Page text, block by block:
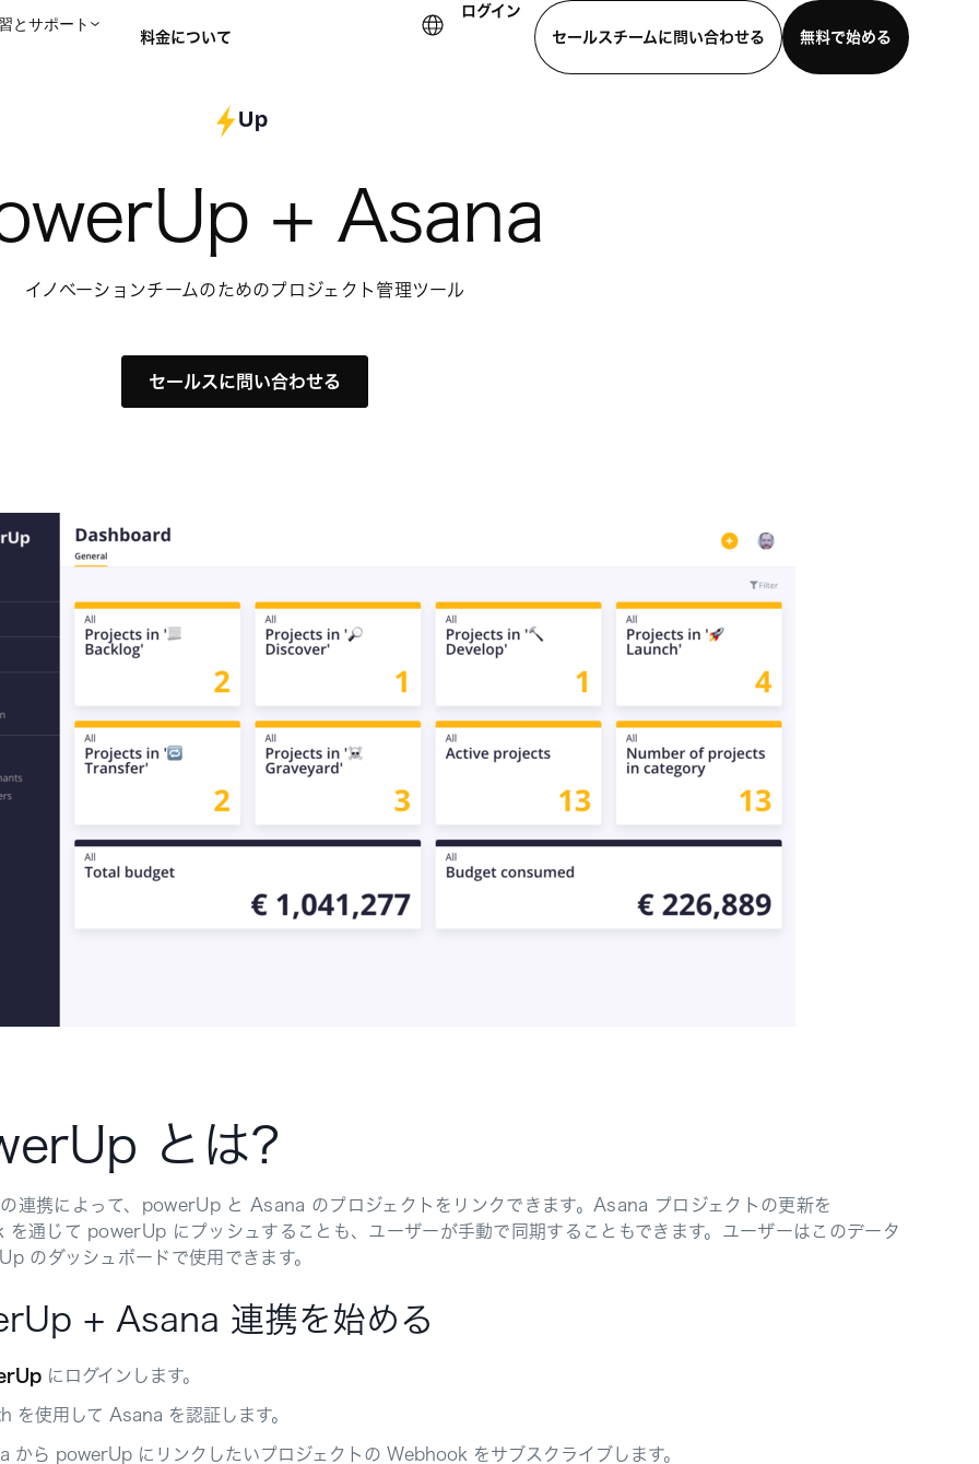
とサポート
料金について
ログイン
セールスチームに問い合わせる
無料で始める
+ Asana
イノベーションチームのためのプロジェクト管理ツール
セールスに問い合わせる
とは?
連携によって、powerUp と Asana のプロジェクトをリンクできます。Asana プロジェクトの更新を
通じて powerUp にプッシュすることも、ユーザーが手動で同期することもできます。ユーザーはこのデータ
のダッシュボードで使用できます。
+ Asana 連携を始める
にログインします。
を使用して Asana を認証します。
から powerUp にリンクしたいプロジェクトの Webhook をサブスクライブします。